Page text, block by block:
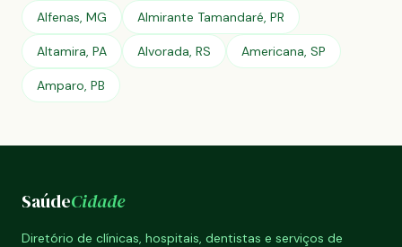
Alfenas, MG Almirante Tamandaré, PR
Altamira, PA Alvorada, RS Americana, SP
Amparo, PB
SaúdeCidade
Diretório de clínicas, hospitais, dentistas e serviços de